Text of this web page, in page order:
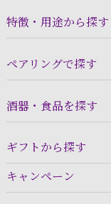
特徴・用途から探す
ペアリングで探す
酒器・食品を探す
ギフトから探す
キャンペーン